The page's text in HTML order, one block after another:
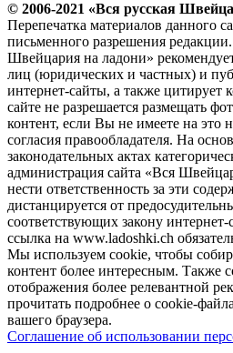
© 2006-2021 «Вся русская
Перепечатка материалов данного
письменного разрешения
Швейцария на ладони»
лиц (юридических и частных) и
интернет-сайты, а также цитирует
сайте не разрешается размещать
контент, если Вы не имеете на это
согласия правообладателя. На
законодательных актах
администрация сайта «Вся
нести ответственность за эти
дистанцируется от
соответствующих закону
ссылка на www.ladoshki.ch
Мы используем cookie, чтобы
контент более интересным. Также
отображения более релевантной
прочитать подробнее о cookie-
вашего браузера.
Соглашение об использовании